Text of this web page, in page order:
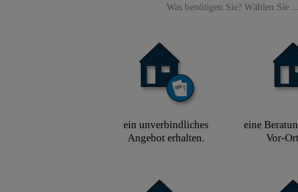
Was benötigen Sie? Wählen Sie ...
ein unverbindliches
Angebot erhalten.
eine
Vor-